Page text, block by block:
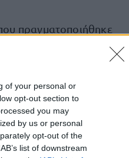
of your personal or
opt-out section to
you may
by us or personal
opt-out of the
list of downstream
πραγματοποιήθηκε
δοθεί εντολή για τη
τοξικολογικών